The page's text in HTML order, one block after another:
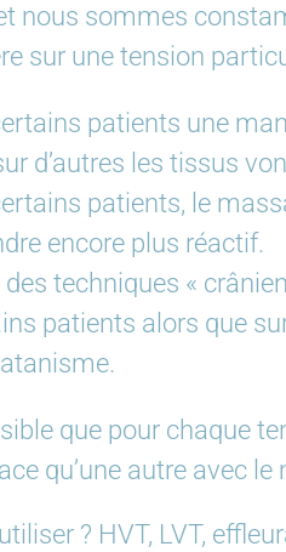
nous sommes
sur une tension
patients une
d’autres les tissus
patients, le
encore plus réactif.
des techniques «
patients alors que
que pour chaque
qu’une autre avec
? HVT, LVT,